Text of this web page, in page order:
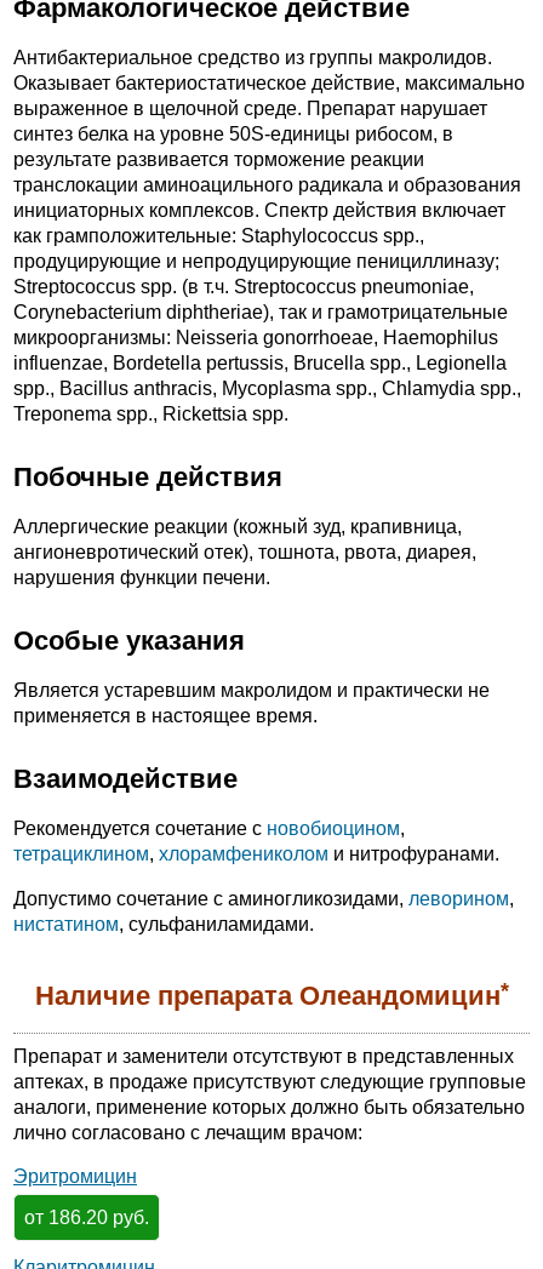
Фармакологическое действие
Антибактериальное средство из группы макролидов.
Оказывает бактериостатическое действие, максимально
выраженное в щелочной среде. Препарат нарушает
синтез белка на уровне 50S-единицы рибосом, в
результате развивается торможение реакции
транслокации аминоацильного радикала и образования
инициаторных комплексов. Спектр действия включает
как грамположительные: Staphylococcus spp.,
продуцирующие и непродуцирующие пенициллиназу;
Streptococcus spp. (в т.ч. Streptococcus pneumoniae,
Corynebacterium diphtheriae), так и грамотрицательные
микроорганизмы: Neisseria gonorrhoeae, Haemophilus
influenzae, Bordetella pertussis, Brucella spp., Legionella
spp., Bacillus anthracis, Mycoplasma spp., Chlamydia spp.,
Treponema spp., Rickettsia spp.
Побочные действия
Аллергические реакции (кожный зуд, крапивница,
ангионевротический отек), тошнота, рвота, диарея,
нарушения функции печени.
Особые указания
Является устаревшим макролидом и практически не
применяется в настоящее время.
Взаимодействие
Рекомендуется сочетание с новобиоцином,
тетрациклином, хлорамфениколом и нитрофуранами.
Допустимо сочетание с аминогликозидами, леворином,
нистатином, сульфаниламидами.
Наличие препарата Олеандомицин*
Препарат и заменители отсутствуют в представленных
аптеках, в продаже присутствуют следующие групповые
аналоги, применение которых должно быть обязательно
лично согласовано с лечащим врачом:
Эритромицин
от 186.20 руб.